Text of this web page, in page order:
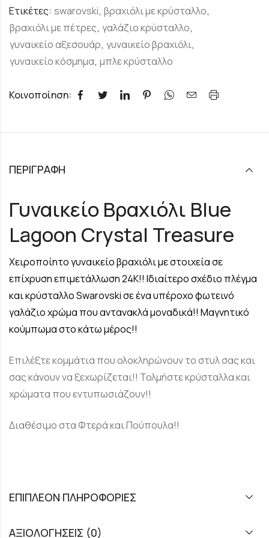
Ετικέτες: swarovski, βραχιόλι με κρύσταλλο,
βραχιόλι με πέτρες, γαλάζιο κρύσταλλο,
γυναικείο αξεσουάρ, γυναικείο βραχιόλι,
γυναικείο κόσμημα, μπλε κρύσταλλο
Κοινοποίηση:
ΠΕΡΙΓΡΑΦΉ
Γυναικείο Βραχιόλι Blue
Lagoon Crystal Treasure
Χειροποίητο γυναικείο βραχιόλι με στοιχεία σε
επίχρυση επιμετάλλωση 24Κ!! Ιδιαίτεροσχέδιο πλέγμα
και κρύσταλλο Swarovski σε ένα υπέροχο φωτεινό
γαλάζιο χρώμα που αντανακλά μοναδικά!! Μαγνητικό
κούμπωμα στο κάτω μέρος!!
Επιλέξτε κομμάτια που ολοκληρώνουν το στυλ σας και
σας κάνουν να ξεχωρίζεται!! Τολμήστε κρύσταλλα και
χρώματα που εντυπωσιάζουν!!
Διαθέσιμο στα Φτερά και Πούπουλα!!
ΕΠΙΠΛΈΟΝ ΠΛΗΡΟΦΟΡΊΕΣ
ΑΞΙΟΛΟΓΉΣΕΙΣ (0)